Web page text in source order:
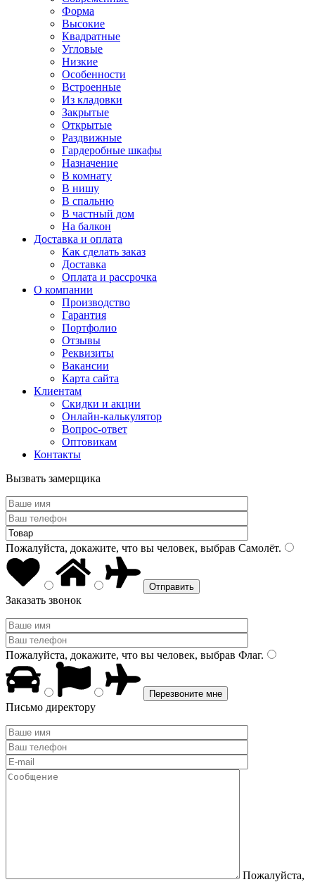
Форма
Высокие
Квадратные
Угловые
Низкие
Особенности
Встроенные
Из кладовки
Закрытые
Открытые
Раздвижные
Гардеробные шкафы
Назначение
В комнату
В нишу
В спальню
В частный дом
На балкон
Доставка и оплата
Как сделать заказ
Доставка
Оплата и рассрочка
О компании
Производство
Гарантия
Портфолио
Отзывы
Реквизиты
Вакансии
Карта сайта
Клиентам
Скидки и акции
Онлайн-калькулятор
Вопрос-ответ
Оптовикам
Контакты
Вызвать замерщика
Пожалуйста, докажите, что вы человек, выбрав Самолёт.
Заказать звонок
Пожалуйста, докажите, что вы человек, выбрав Флаг.
Письмо директору
Пожалуйста,